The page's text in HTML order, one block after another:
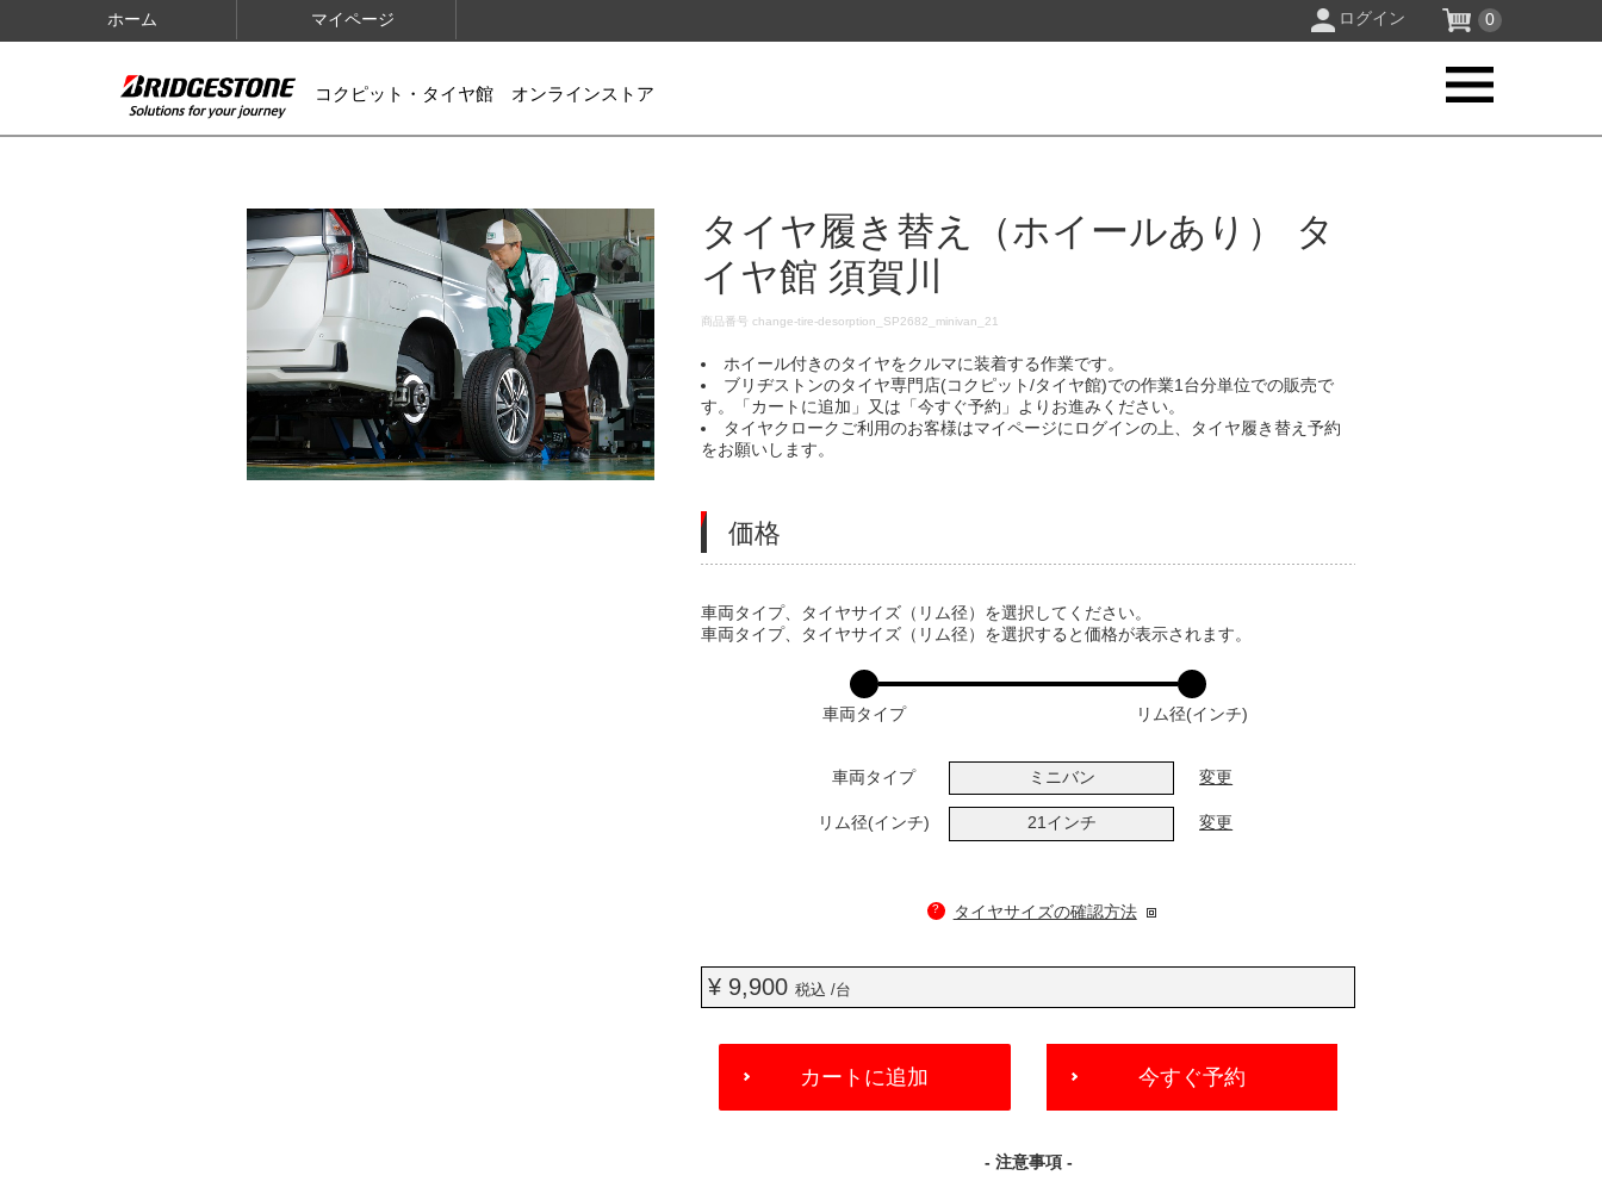
ホーム マイページ ログイン 0
コクピット・タイヤ館 オンラインストア
IMAGES
タイヤ履き替え（ホイールあり） タ
イヤ館 須賀川
DETAILS
商品番号change-tire-desorption_SP2682_minivan_21
ホイール付きのタイヤをクルマに装着する作業です。
ブリヂストンのタイヤ専門店(コクピット/タイヤ館)での作業1台分単位での販売で
す。「カートに追加」又は「今すぐ予約」よりお進みください。
タイヤクロークご利用のお客様はマイページにログインの上、タイヤ履き替え予約
をお願いします。
価格
VARIATIONS
車両タイプ、タイヤサイズ（リム径）を選択してください。
車両タイプ、タイヤサイズ（リム径）を選択すると価格が表示されます。
車両タイプ リム径(インチ)
車両タイプ ミニバン 変更
リム径(インチ) 21インチ 変更
? タイヤサイズの確認方法
¥ 9,900税込 /台
ADD
CART
カートに追加 今すぐ予約
- 注意事項 -